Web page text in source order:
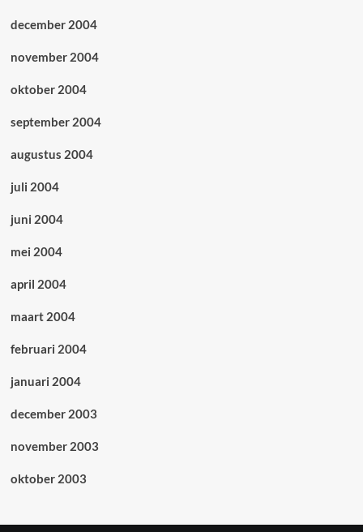
december 2004
november 2004
oktober 2004
september 2004
augustus 2004
juli 2004
juni 2004
mei 2004
april 2004
maart 2004
februari 2004
januari 2004
december 2003
november 2003
oktober 2003